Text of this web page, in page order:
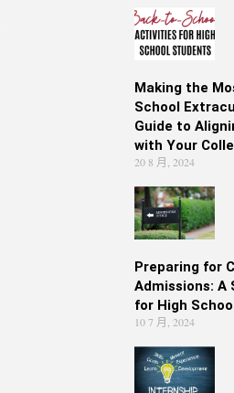
Making the
School
Guide to
with Your
20 8 月, 2024
Preparing for
Admissions: A
for High
10 7 月, 2024